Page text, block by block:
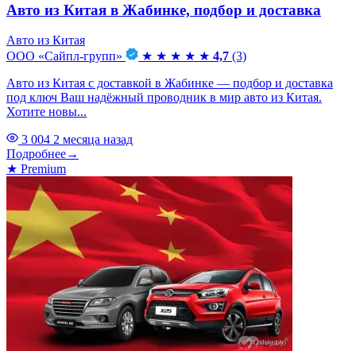
Авто из Китая в Жабинке, подбор и доставка
Авто из Китая
ООО «Сайпл-групп»
★ ★ ★ ★ ★ 4,7 (3)
Авто из Китая с доставкой в Жабинке — подбор и доставка
под ключ Ваш надёжный проводник в мир авто из Китая.
Хотите новы...
3 004 2 месяца назад
Подробнее→
★ Premium